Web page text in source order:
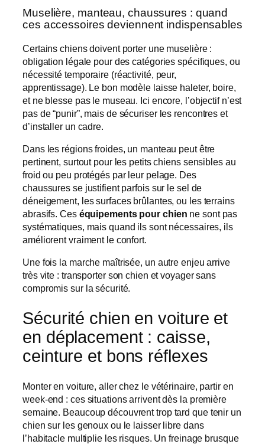
Muselière, manteau, chaussures : quand
ces accessoires deviennent indispensables
Certains chiens doivent porter une muselière :
obligation légale pour des catégories spécifiques, ou
nécessité temporaire (réactivité, peur,
apprentissage). Le bon modèle laisse haleter, boire,
et ne blesse pas le museau. Ici encore, l’objectif n’est
pas de “punir”, mais de sécuriser les rencontres et
d’installer un cadre.
Dans les régions froides, un manteau peut être
pertinent, surtout pour les petits chiens sensibles au
froid ou peu protégés par leur pelage. Des
chaussures se justifient parfois sur le sel de
déneigement, les surfaces brûlantes, ou les terrains
abrasifs. Ces équipements pour chien ne sont pas
systématiques, mais quand ils sont nécessaires, ils
améliorent vraiment le confort.
Une fois la marche maîtrisée, un autre enjeu arrive
très vite : transporter son chien et voyager sans
compromis sur la sécurité.
Sécurité chien en voiture et
en déplacement : caisse,
ceinture et bons réflexes
Monter en voiture, aller chez le vétérinaire, partir en
week-end : ces situations arrivent dès la première
semaine. Beaucoup découvrent trop tard que tenir un
chien sur les genoux ou le laisser libre dans
l’habitacle multiplie les risques. Un freinage brusque